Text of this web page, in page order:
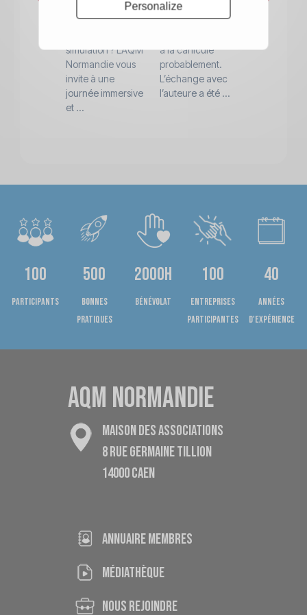
autrement… par
simulation ? L’AQM
Normandie vous
invite à une
journée immersive
et ...
déroulé en visio
avec seulement 6
à la canicule
probablement.
L’échange avec
l’auteure a été ...
vers une
100
Participants
500
bonnes
pratiques
2000h
bénévolat
100
entreprises
participantes
40
années
d'expérience
AQM NORMANDIE
MAISON DES ASSOCIATIONS
8 RUE GERMAINE TILLION
14000 CAEN
ANNUAIRE MEMBRES
médiathèque
nous rejoindre
Personalize